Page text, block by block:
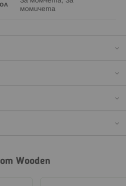
момичета
Wooden